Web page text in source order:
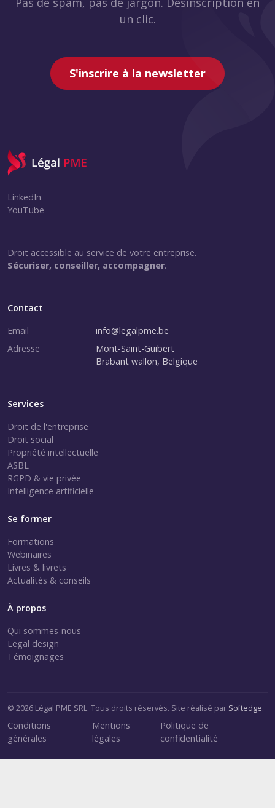
un clic.
S'inscrire à la newsletter
LinkedIn
YouTube
Droit accessible au service de votre entreprise.
Sécuriser, conseiller, accompagner.
Contact
Email
info@legalpme.be
Adresse
Mont-Saint-Guibert
Brabant wallon, Belgique
Services
Droit de l'entreprise
Droit social
Propriété intellectuelle
ASBL
RGPD & vie privée
Intelligence artificielle
Se former
Formations
Webinaires
Livres & livrets
Actualités & conseils
À propos
Qui sommes-nous
Legal design
Témoignages
© 2026 Légal PME SRL. Tous droits réservés. Site réalisé par Softedge.
Conditions
générales
Mentions
légales
Politique de
confidentialité